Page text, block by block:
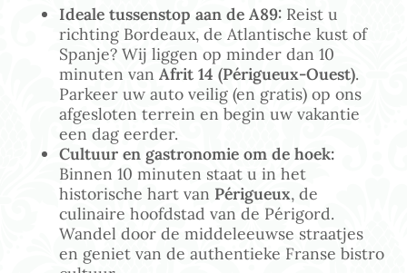
Ideale tussenstop aan de A89: Reist u
richting Bordeaux, de Atlantische kust of
Spanje? Wij liggen op minder dan 10
minuten van Afrit 14 (Périgueux-Ouest).
Parkeer uw auto veilig (en gratis) op ons
afgesloten terrein en begin uw vakantie
een dag eerder.
Cultuur en gastronomie om de hoek:
Binnen 10 minuten staat u in het
historische hart van Périgueux, de
culinaire hoofdstad van de Périgord.
Wandel door de middeleeuwse straatjes
en geniet van de authentieke Franse bistro